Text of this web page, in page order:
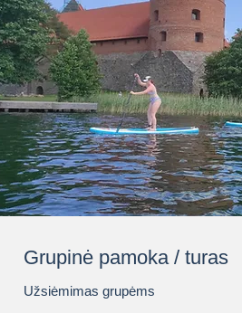
Grupinė pamoka / turas
Užsiėmimas grupėms